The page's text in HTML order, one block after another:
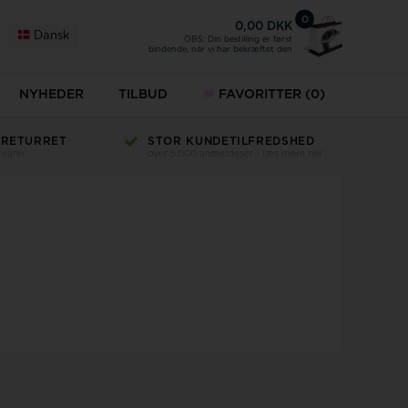
Dansk
0
0,00 DKK
OBS: Din bestilling er først
bindende, når vi har bekræftet den
NYHEDER TILBUD FAVORITTER (0)
STOR KUNDETILFREDSHED